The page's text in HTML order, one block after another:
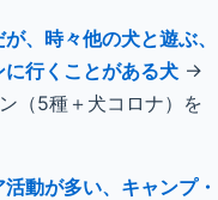
、時々他の犬と遊ぶ、
に行くことがある犬 →
（5種＋犬コロナ）を
動が多い、キャンプ・